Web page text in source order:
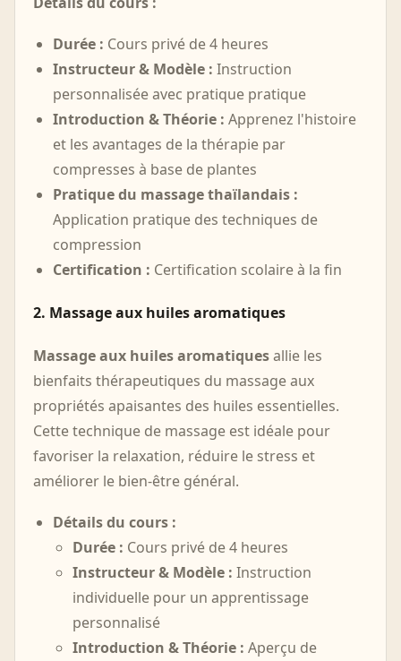
Durée : Cours privé de 4 heures
Instructeur & Modèle : Instruction
personnalisée avec pratique pratique
Introduction & Théorie : Apprenez l'histoire
et les avantages de la thérapie par
compresses à base de plantes
Pratique du massage thaïlandais :
Application pratique des techniques de
compression
Certification : Certification scolaire à la fin
2. Massage aux huiles aromatiques
Massage aux huiles aromatiquesallie les
bienfaits thérapeutiques du massage aux
propriétés apaisantes des huiles essentielles.
Cette technique de massage est idéale pour
favoriser la relaxation, réduire le stress et
améliorer le bien-être général.
Détails du cours :
Durée : Cours privé de 4 heures
Instructeur & Modèle : Instruction
individuelle pour un apprentissage
personnalisé
Introduction & Théorie : Aperçu de